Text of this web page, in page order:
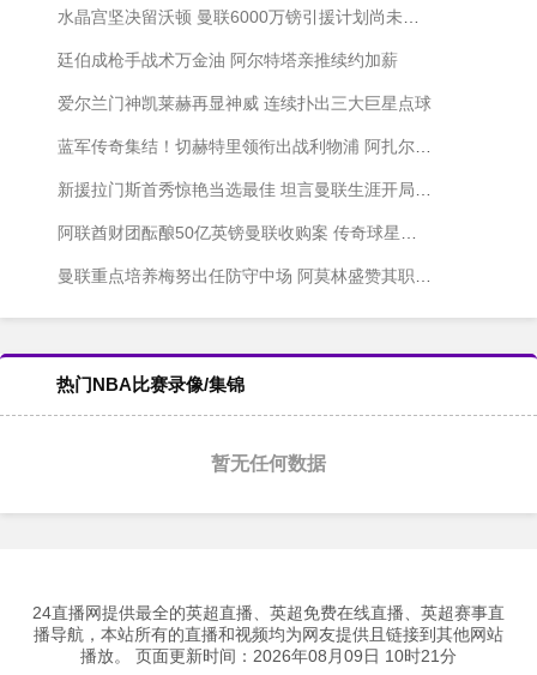
水晶宫坚决留沃顿 曼联6000万镑引援计划尚未启动
廷伯成枪手战术万金油 阿尔特塔亲推续约加薪
爱尔兰门神凯莱赫再显神威 连续扑出三大巨星点球
蓝军传奇集结！切赫特里领衔出战利物浦 阿扎尔科斯塔强势回归
新援拉门斯首秀惊艳当选最佳 坦言曼联生涯开局顺利
阿联酋财团酝酿50亿英镑曼联收购案 传奇球星受邀加盟
曼联重点培养梅努出任防守中场 阿莫林盛赞其职业态度
热门NBA比赛录像/集锦
暂无任何数据
24直播网提供最全的英超直播、英超免费在线直播、英超赛事直
播导航，本站所有的直播和视频均为网友提供且链接到其他网站
播放。 页面更新时间：2026年08月09日 10时21分